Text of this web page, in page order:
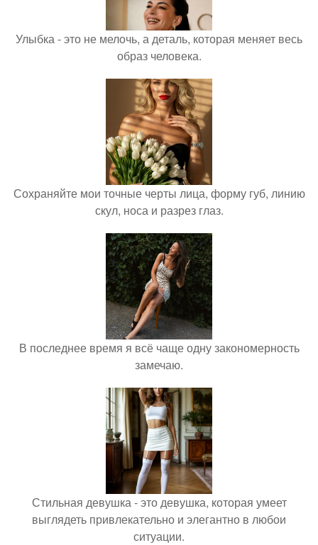
Улыбка - это не мелочь, а деталь, которая меняет весь
образ человека.
Сохраняйте мои точные черты лица, форму губ, линию
скул, носа и разрез глаз.
В последнее время я всё чаще одну закономерность
замечаю.
Стильная девушка - это девушка, которая умеет
выглядеть привлекательно и элегантно в любои
ситуации.